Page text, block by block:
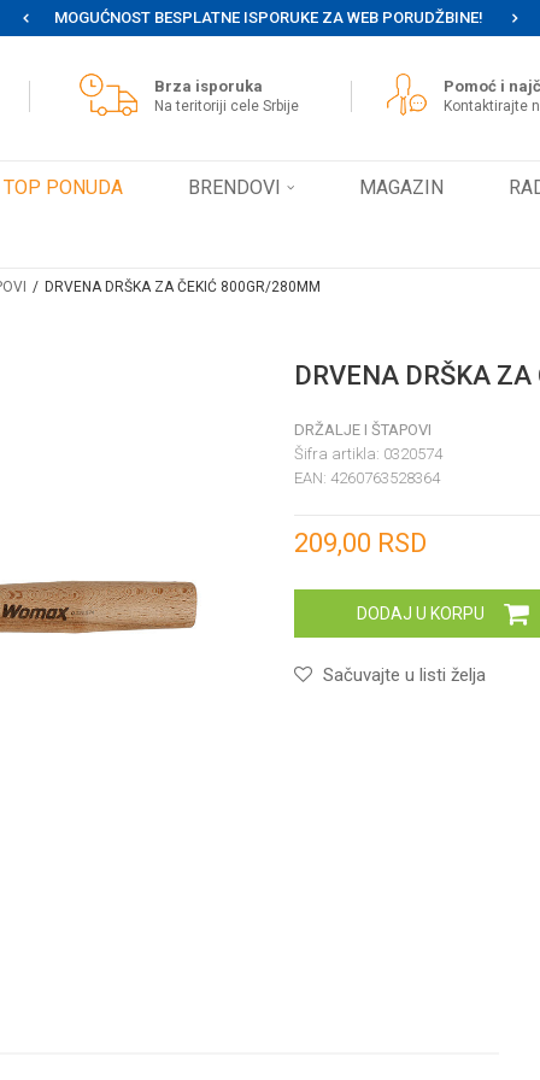
MOGUĆNOST BESPLATNE ISPORUKE ZA WEB PORUDŽBINE!
Brza isporuka
Na teritoriji cele Srbije
Pomoć i
Kontaktirajte
TOP PONUDA BRENDOVI MAGAZIN
DRVENA DRŠKA ZA ČEKIĆ 800GR/280MM
DRVENA DRŠKA
DRŽALJE I ŠTAPOVI
Šifra artikla: 0320574
EAN: 4260763528364
209,00 RSD
DODAJ U KORPU
Sačuvajte u listi želja